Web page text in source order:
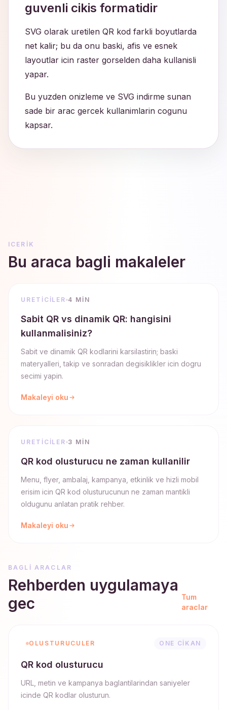
guvenli cikis formatidir
SVG olarak uretilen QR kod farkli boyutlarda
net kalir; bu da onu baski, afis ve esnek
layoutlar icin raster gorselden daha kullanisli
yapar.
Bu yuzden onizleme ve SVG indirme sunan
sade bir arac gercek kullanimlarin cogunu
kapsar.
ICERIK
Bu araca bagli makaleler
URETICILER 4 MIN
Sabit QR vs dinamik QR: hangisini
kullanmalisiniz?
Sabit ve dinamik QR kodlarini karsilastirin; baski
materyalleri, takip ve sonradan degisiklikler icin dogru
secimi yapin.
Makaleyi oku
URETICILER 3 MIN
QR kod olusturucu ne zaman kullanilir
Menu, flyer, ambalaj, kampanya, etkinlik ve hizli mobil
erisim icin QR kod olusturucunun ne zaman mantikli
oldugunu anlatan pratik rehber.
Makaleyi oku
BAGLI ARACLAR
Rehberden uygulamaya
gec
Tum
araclar
OLUSTURUCULER ONE CIKAN
QR kod olusturucu
URL, metin ve kampanya baglantilarindan saniyeler
icinde QR kodlar olusturun.